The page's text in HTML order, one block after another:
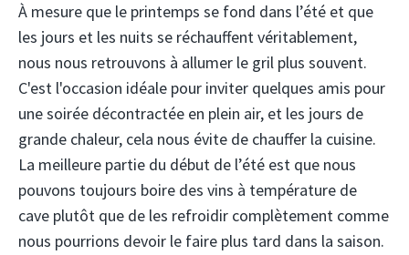
À mesure que le printemps se fond dans l’été et que
les jours et les nuits se réchauffent véritablement,
nous nous retrouvons à allumer le gril plus souvent.
C'est l'occasion idéale pour inviter quelques amis pour
une soirée décontractée en plein air, et les jours de
grande chaleur, cela nous évite de chauffer la cuisine.
La meilleure partie du début de l’été est que nous
pouvons toujours boire des vins à température de
cave plutôt que de les refroidir complètement comme
nous pourrions devoir le faire plus tard dans la saison.